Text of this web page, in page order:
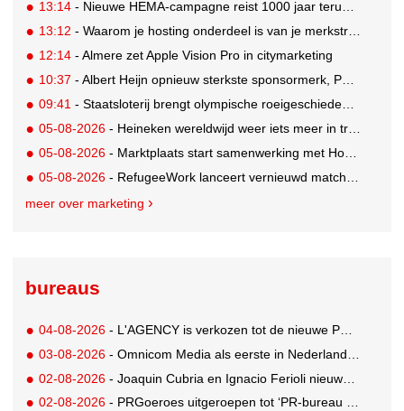
13:14 - Nieuwe HEMA-campagne reist 1000 jaar terug in de tijd naar 'Hemastein'
13:12 - Waarom je hosting onderdeel is van je merkstrategie
12:14 - Almere zet Apple Vision Pro in citymarketing
10:37 - Albert Heijn opnieuw sterkste sponsormerk, PostNL daalt
09:41 - Staatsloterij brengt olympische roeigeschiedenis tot leven voor WK Roeien
05-08-2026 - Heineken wereldwijd weer iets meer in trek
05-08-2026 - Marktplaats start samenwerking met House of Cars
05-08-2026 - RefugeeWork lanceert vernieuwd matchingplatform voor nieuwkomers en werkgevers
meer over marketing
bureaus
04-08-2026 - L'AGENCY is verkozen tot de nieuwe PR-partner van KoRo
03-08-2026 - Omnicom Media als eerste in Nederland actief met advertenties in ChatGPT
02-08-2026 - Joaquin Cubria en Ignacio Ferioli nieuwe Global CCO’s GUT, Renata Neumann Global Head of Production
02-08-2026 - PRGoeroes uitgeroepen tot ‘PR-bureau van het jaar 2026’